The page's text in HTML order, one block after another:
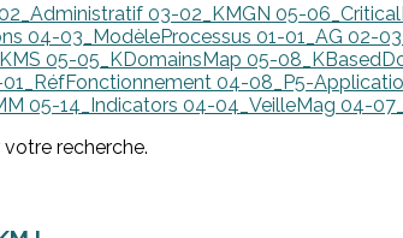
03-02_KMGN 05-
04-03_ModèleProcessus 01-01_AG 02-
05-05_KDomainsMap 05-
04-08_P5-
05-14_Indicators 04-04_VeilleMag 04-
recherche.